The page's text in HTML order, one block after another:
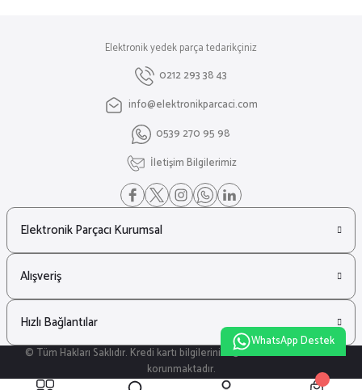
Gönder
Elektronik yedek parça tedarikçiniz
0212 293 38 43
info@elektronikparcaci.com
0539 270 95 98
İletişim Bilgilerimiz
Elektronik Parçacı Kurumsal
Alışveriş
Hızlı Bağlantılar
© Tüm Hakları Saklıdır. Kredi kartı bilgileriniz 256bit SSL sertifikası ile
korunmaktadır.
WhatsApp Destek